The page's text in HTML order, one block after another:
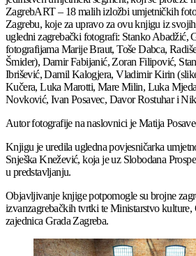
ZagrebART – 18 malih izložbi umjetničkih
Zagrebu, koje za upravo za ovu knjigu iz
ugledni zagrebački fotografi: Stanko Abadžić,
fotografijama Marije Braut, Toše Dabca,
Šmider), Damir Fabijanić, Zoran Filipović,
Ibrišević, Damil Kalogjera, Vladimir Kirin
Kučera, Luka Marotti, Mare Milin, Luka
Novković, Ivan Posavec, Davor Rostuhar i
Autor fotografije na naslovnici je Matija
Knjigu je uredila ugledna povjesničarka
Snješka Knežević, koja je uz Slobodana
u predstavljanju.
Objavljivanje knjige potpomogle su brojne
izvanzagrebačkih tvrtki te Ministarstvo kulture,
zajednica Grada Zagreba.